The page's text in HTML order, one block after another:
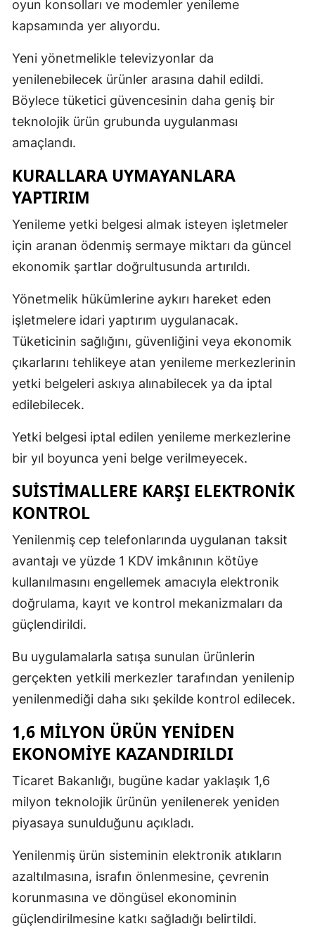
oyun konsolları ve modemler yenileme
kapsamında yer alıyordu.
Yeni yönetmelikle televizyonlar da
yenilenebilecek ürünler arasına dahil edildi.
Böylece tüketici güvencesinin daha geniş bir
teknolojik ürün grubunda uygulanması
amaçlandı.
KURALLARA UYMAYANLARA
YAPTIRIM
Yenileme yetki belgesi almak isteyen işletmeler
için aranan ödenmiş sermaye miktarı da güncel
ekonomik şartlar doğrultusunda artırıldı.
Yönetmelik hükümlerine aykırı hareket eden
işletmelere idari yaptırım uygulanacak.
Tüketicinin sağlığını, güvenliğini veya ekonomik
çıkarlarını tehlikeye atan yenileme merkezlerinin
yetki belgeleri askıya alınabilecek ya da iptal
edilebilecek.
Yetki belgesi iptal edilen yenileme merkezlerine
bir yıl boyunca yeni belge verilmeyecek.
SUİSTİMALLERE KARŞI ELEKTRONİK
KONTROL
Yenilenmiş cep telefonlarında uygulanan taksit
avantajı ve yüzde 1 KDV imkânının kötüye
kullanılmasını engellemek amacıyla elektronik
doğrulama, kayıt ve kontrol mekanizmaları da
güçlendirildi.
Bu uygulamalarla satışa sunulan ürünlerin
gerçekten yetkili merkezler tarafından yenilenip
yenilenmediği daha sıkı şekilde kontrol edilecek.
1,6 MİLYON ÜRÜN YENİDEN
EKONOMİYE KAZANDIRILDI
Ticaret Bakanlığı, bugüne kadar yaklaşık 1,6
milyon teknolojik ürünün yenilenerek yeniden
piyasaya sunulduğunu açıkladı.
Yenilenmiş ürün sisteminin elektronik atıkların
azaltılmasına, israfın önlenmesine, çevrenin
korunmasına ve döngüsel ekonominin
güçlendirilmesine katkı sağladığı belirtildi.